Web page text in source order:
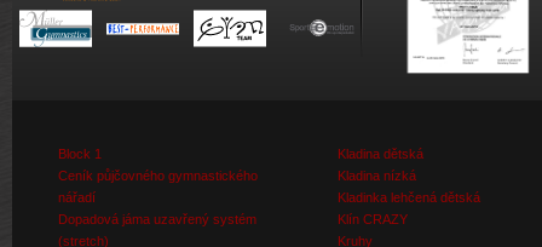
Block 1
Ceník půjčovného gymnastického
nářadí
Dopadová jáma uzavřený systém
(stretch)
Kladina dětská
Kladina nízká
Kladinka lehčená dětská
Klín CRAZY
Kruhy